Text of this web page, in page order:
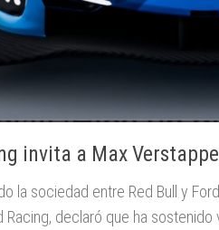
invita a Max
la sociedad entre Red Bull y
Racing, declaró que ha